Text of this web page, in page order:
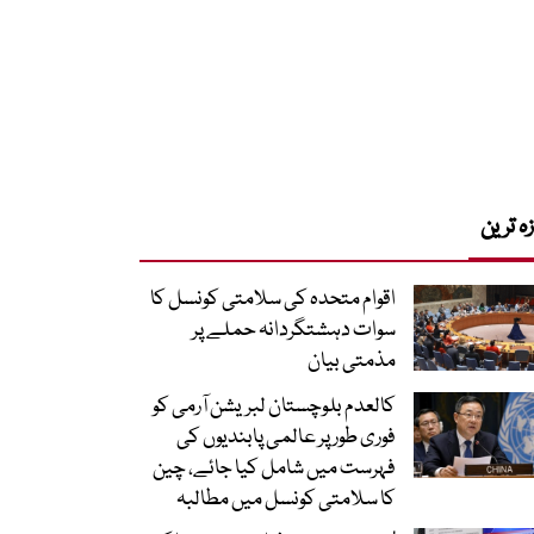
ترین
اقوام متحدہ کی سلامتی کونسل کا
سوات دہشتگردانہ حملے پر
مذمتی بیان
کالعدم بلوچستان لبریشن آرمی کو
فوری طور پر عالمی پابندیوں کی
فہرست میں شامل کیا جائے، چین
کا سلامتی کونسل میں مطالبہ